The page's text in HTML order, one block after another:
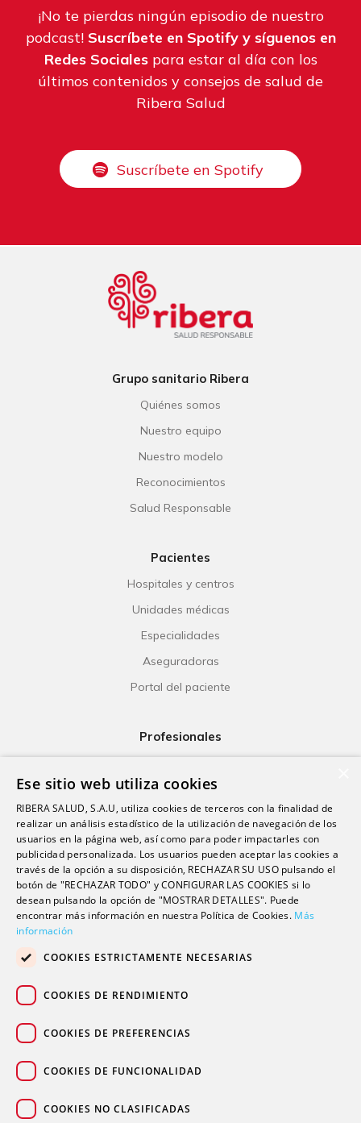
¡No te pierdas ningún episodio de nuestro
podcast! Suscríbete en Spotify y síguenos en
Redes Socialespara estar al día con los
últimos contenidos y consejos de salud de
Ribera Salud
Suscríbete en Spotify
Grupo sanitario Ribera
Quiénes somos
Nuestro equipo
Nuestro modelo
Reconocimientos
Salud Responsable
Pacientes
Hospitales y centros
Unidades médicas
Especialidades
Aseguradoras
Portal del paciente
Profesionales
Investigación
Formación
Escuela universitaria
Trabaja con nosotros
Contacto
Podcast
© 2026 Grupo sanitario Ribera
Ese sitio web utiliza cookies
RIBERA SALUD, S.A.U, utiliza cookies de terceros con la finalidad de
realizar un análisis estadístico de la utilización de navegación de los
usuarios en la página web, así como para poder impactarles con
publicidad personalizada. Los usuarios pueden aceptar las cookies a
través de la opción a su disposición, RECHAZAR SU USO pulsando el
botón de "RECHAZAR TODO" y CONFIGURAR LAS COOKIES si lo
desean pulsando la opción de "MOSTRAR DETALLES". Puede
encontrar más información en nuestra Política de Cookies. Más
información
COOKIES ESTRICTAMENTE NECESARIAS
COOKIES DE RENDIMIENTO
COOKIES DE PREFERENCIAS
COOKIES DE FUNCIONALIDAD
COOKIES NO CLASIFICADAS